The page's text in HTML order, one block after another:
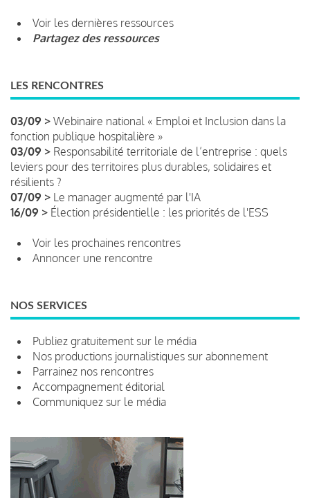
Voir les dernières ressources
Partagez des ressources
LES RENCONTRES
03/09 > Webinaire national « Emploi et Inclusion dans la
fonction publique hospitalière »
03/09 > Responsabilité territoriale de l’entreprise : quels
leviers pour des territoires plus durables, solidaires et
résilients ?
07/09 > Le manager augmenté par l'IA
16/09 > Élection présidentielle : les priorités de l'ESS
Voir les prochaines rencontres
Annoncer une rencontre
NOS SERVICES
Publiez gratuitement sur le média
Nos productions journalistiques sur abonnement
Parrainez nos rencontres
Accompagnement éditorial
Communiquez sur le média